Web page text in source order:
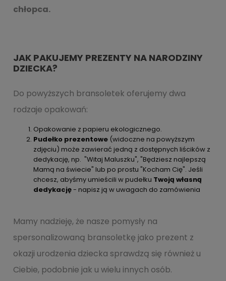
chłopca.
JAK PAKUJEMY PREZENTY NA NARODZINY
DZIECKA?
Do powyższych bransoletek oferujemy dwa
rodzaje opakowań:
Opakowanie z papieru ekologicznego.
Pudełko prezentowe (widoczne na powyższym
zdjęciu) może zawierać jedną z dostępnych liścików z
dedykację, np. "Witaj Maluszku", "Będziesz najlepszą
Mamą na świecie" lub po prostu "Kocham Cię". Jeśli
chcesz, abyśmy umieścili w pudełku Twoją własną
dedykację- napisz ją w uwagach do zamówienia
Mamy nadzieję, że nasze pomysły na
spersonalizowaną bransoletkę jako prezent z
okazji urodzenia dziecka sprawdzą się również u
Ciebie, podobnie jak u wielu innych osób.